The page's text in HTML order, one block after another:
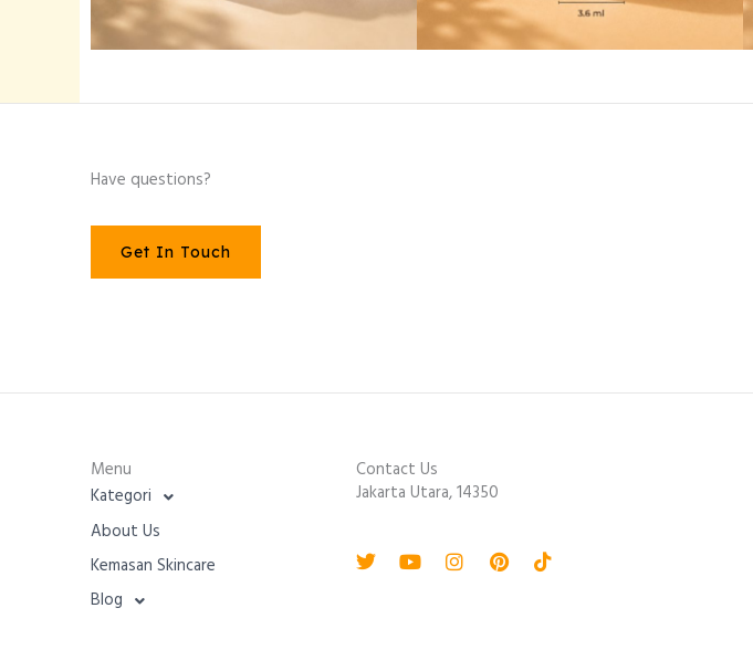
Have questions?
Get In Touch
Menu
Kategori
About Us
Kemasan Skincare
Blog
Contact Us
Jakarta Utara, 14350
InstagramPinterestTiktok